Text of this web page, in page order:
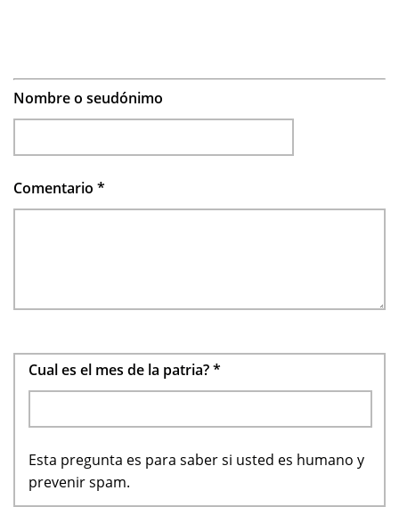
Nombre o seudónimo
Comentario *
Cual es el mes de la patria?*
Esta pregunta es para saber si usted es humano y
prevenir spam.